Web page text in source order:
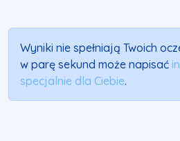
Wyniki nie spełniają Twoich
w parę sekund może napisać
specjalnie dla Ciebie.